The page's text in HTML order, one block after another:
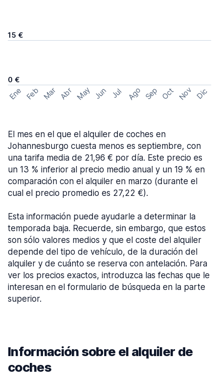
15 €
0 €
Ene Feb Mar Abr May Jun Jul Ago Sep Oct Nov Dic
El mes en el que el alquiler de coches en
Johannesburgo cuesta menos es septiembre, con
una tarifa media de 21,96 € por día. Este precio es
un 13 % inferior al precio medio anual y un 19 % en
comparación con el alquiler en marzo (durante el
cual el precio promedio es 27,22 €).
Esta información puede ayudarle a determinar la
temporada baja. Recuerde, sin embargo, que estos
son sólo valores medios y que el coste del alquiler
depende del tipo de vehículo, de la duración del
alquiler y de cuánto se reserva con antelación. Para
ver los precios exactos, introduzca las fechas que le
interesan en el formulario de búsqueda en la parte
superior.
Información sobre el alquiler de
coches